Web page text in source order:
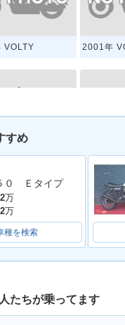
VOLTY 2001年
Type 1 1996年
すめ
０ Ｅタイプ
万
万
種を検索
たちが乗ってます